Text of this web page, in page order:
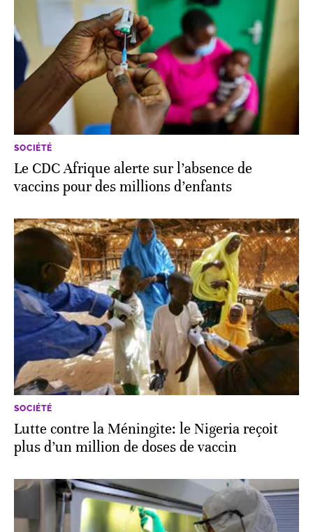
SOCIÉTÉ
Le CDC Afrique alerte sur l’absence de
vaccins pour des millions d’enfants
SOCIÉTÉ
Lutte contre la Méningite: le Nigeria reçoit
plus d’un million de doses de vaccin